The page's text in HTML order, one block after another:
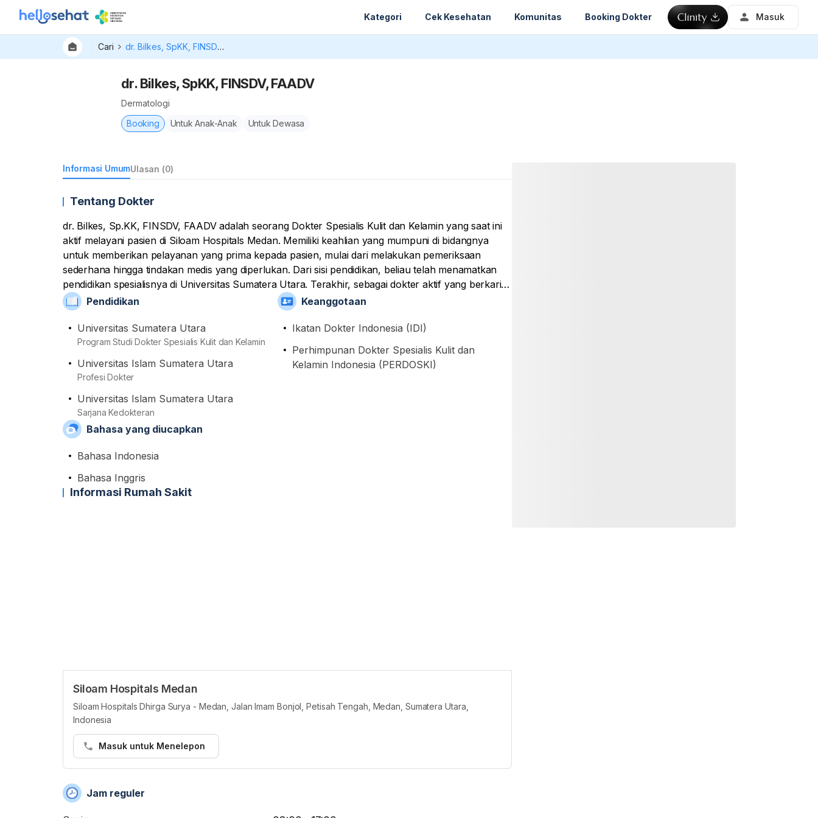
Kategori Cek Kesehatan Komunitas Booking Dokter Masuk
Cari dr. Bilkes, SpKK, FINSDV, FAADV
dr. Bilkes, SpKK, FINSDV, FAADV
Dermatologi
Booking
Untuk Anak-Anak Untuk Dewasa
Informasi UmumUlasan (0)
Tentang Dokter
dr. Bilkes, Sp.KK, FINSDV, FAADV adalah seorang Dokter Spesialis Kulit dan Kelamin yang saat ini
aktif melayani pasien di Siloam Hospitals Medan. Memiliki keahlian yang mumpuni di bidangnya
untuk memberikan pelayanan yang prima kepada pasien, mulai dari melakukan pemeriksaan
sederhana hingga tindakan medis yang diperlukan. Dari sisi pendidikan, beliau telah menamatkan
pendidikan spesialisnya di Universitas Sumatera Utara. Terakhir, sebagai dokter aktif yang berkarier
profesional, namanya sudah tercatat sebagai anggota aktif di Ikatan Dokter Indonesia (IDI) dan
Perhimpunan Dokter Spesialis Kulit dan Kelamin Indonesia (PERDOSKI)
Pendidikan
Universitas Sumatera Utara
Program Studi Dokter Spesialis Kulit dan Kelamin
Universitas Islam Sumatera Utara
Profesi Dokter
Universitas Islam Sumatera Utara
Sarjana Kedokteran
Keanggotaan
Ikatan Dokter Indonesia (IDI)
Perhimpunan Dokter Spesialis Kulit dan
Kelamin Indonesia (PERDOSKI)
Bahasa yang diucapkan
Bahasa Indonesia
Bahasa Inggris
Informasi Rumah Sakit
Siloam Hospitals Medan
Siloam Hospitals Dhirga Surya - Medan, Jalan Imam Bonjol, Petisah Tengah, Medan, Sumatera Utara,
Indonesia
Masuk untuk Menelepon
Jam reguler